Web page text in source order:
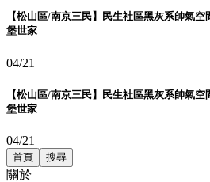
【松山區/南京三民】民生社區黑灰系帥氣
堡世家
04/21
【松山區/南京三民】民生社區黑灰系帥氣
堡世家
04/21
首頁 搜尋
關於